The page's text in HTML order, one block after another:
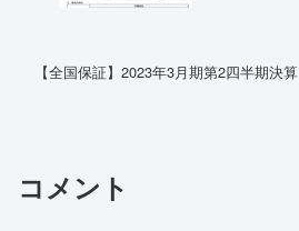
【全国保証】2023年3月期第2四半期決算
コメント